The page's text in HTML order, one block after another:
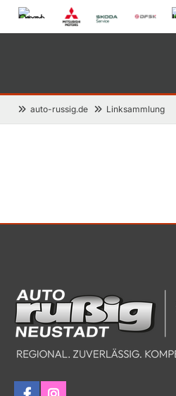
auto-russig.de Linksammlung